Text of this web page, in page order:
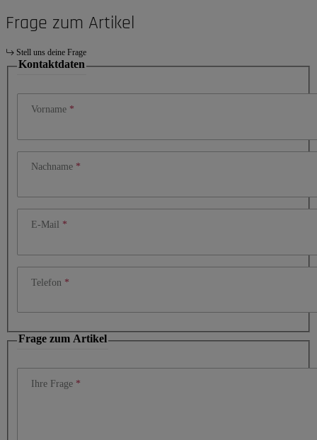
Frage zum Artikel
Stell uns deine Frage
Kontaktdaten
Vorname
Nachname
E-Mail
Telefon
Frage zum Artikel
Ihre Frage